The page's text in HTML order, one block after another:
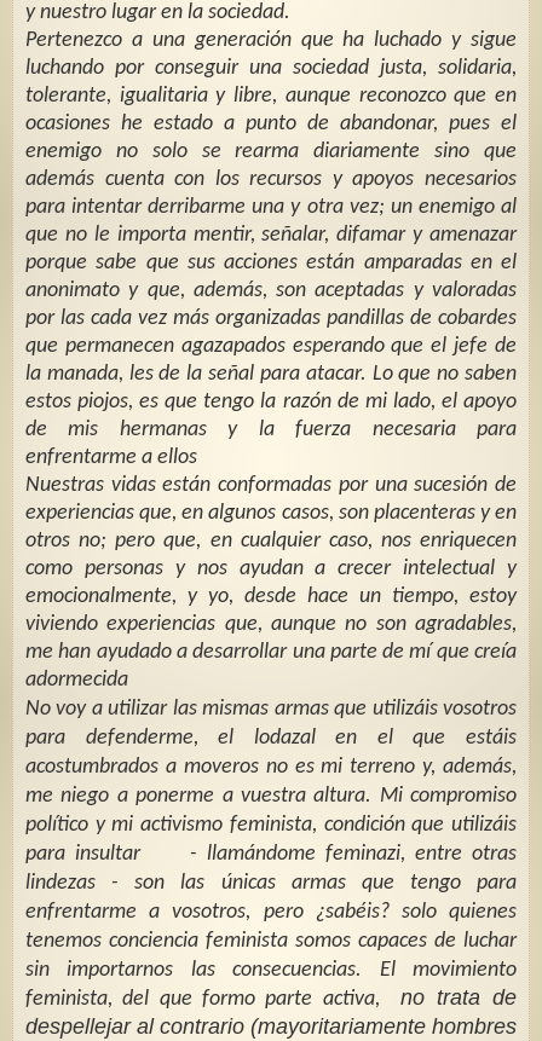
y nuestro lugar en la sociedad.
Pertenezco a una generación que ha luchado y sigue
luchando por conseguir una sociedad justa, solidaria,
tolerante, igualitaria y libre, aunque reconozco que en
ocasiones he estado a punto de abandonar, pues el
enemigo no solo se rearma diariamente sino que
además cuenta con los recursos y apoyos necesarios
para intentar derribarme una y otra vez; un enemigo al
que no le importa mentir, señalar, difamar y amenazar
porque sabe que sus acciones están amparadas en el
anonimato y que, además, son aceptadas y valoradas
por las cada vez más organizadas pandillas de cobardes
que permanecen agazapados esperando que el jefe de
la manada, les de la señal para atacar. Lo que no saben
estos piojos, es que tengo la razón de mi lado, el apoyo
de mis hermanas y la fuerza necesaria para
enfrentarme a ellos
Nuestras vidas están conformadas por una sucesión de
experiencias que, en algunos casos, son placenteras y en
otros no; pero que, en cualquier caso, nos enriquecen
como personas y nos ayudan a crecer intelectual y
emocionalmente, y yo, desde hace un tiempo, estoy
viviendo experiencias que, aunque no son agradables,
me han ayudado a desarrollar una parte de mí que creía
adormecida
No voy a utilizar las mismas armas que utilizáis vosotros
para defenderme, el lodazal en el que estáis
acostumbrados a moveros no es mi terreno y, además,
me niego a ponerme a vuestra altura. Mi compromiso
político y mi activismo feminista, condición que utilizáis
para insultar - llamándome feminazi, entre otras
lindezas - son las únicas armas que tengo para
enfrentarme a vosotros, pero ¿sabéis? solo quienes
tenemos conciencia feminista somos capaces de luchar
sin importarnos las consecuencias. El movimiento
feminista, del que formo parte activa,
no trata de
despellejar al contrario (mayoritariamente hombres